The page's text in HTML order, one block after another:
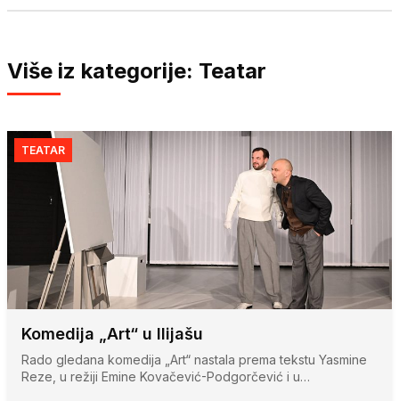
Više iz kategorije: Teatar
TEATAR
Komedija „Art“ u Ilijašu
Rado gledana komedija „Art“ nastala prema tekstu Yasmine
Reze, u režiji Emine Kovačević-Podgorčević i u…